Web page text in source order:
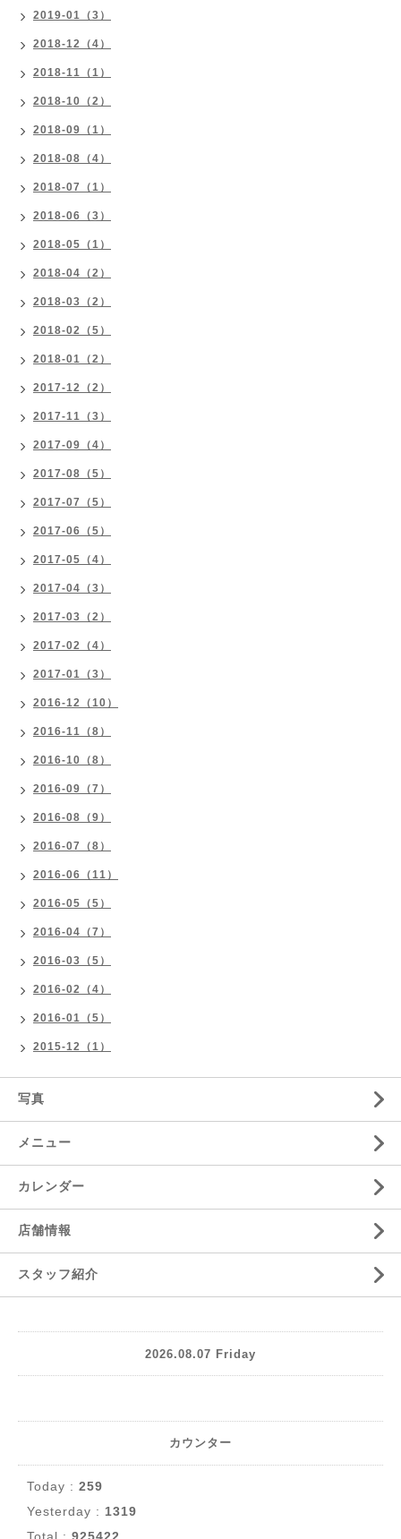
2019-01（3）
2018-12（4）
2018-11（1）
2018-10（2）
2018-09（1）
2018-08（4）
2018-07（1）
2018-06（3）
2018-05（1）
2018-04（2）
2018-03（2）
2018-02（5）
2018-01（2）
2017-12（2）
2017-11（3）
2017-09（4）
2017-08（5）
2017-07（5）
2017-06（5）
2017-05（4）
2017-04（3）
2017-03（2）
2017-02（4）
2017-01（3）
2016-12（10）
2016-11（8）
2016-10（8）
2016-09（7）
2016-08（9）
2016-07（8）
2016-06（11）
2016-05（5）
2016-04（7）
2016-03（5）
2016-02（4）
2016-01（5）
2015-12（1）
写真
メニュー
カレンダー
店舗情報
スタッフ紹介
2026.08.07 Friday
カウンター
Today : 259
Yesterday : 1319